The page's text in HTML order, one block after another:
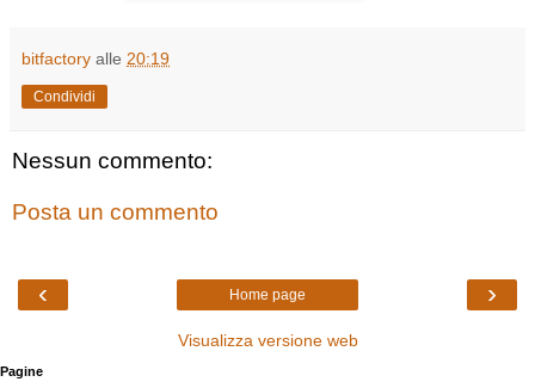
bitfactory alle 20:19
Condividi
Nessun commento:
Posta un commento
‹ ›
Home page
Visualizza versione web
Pagine